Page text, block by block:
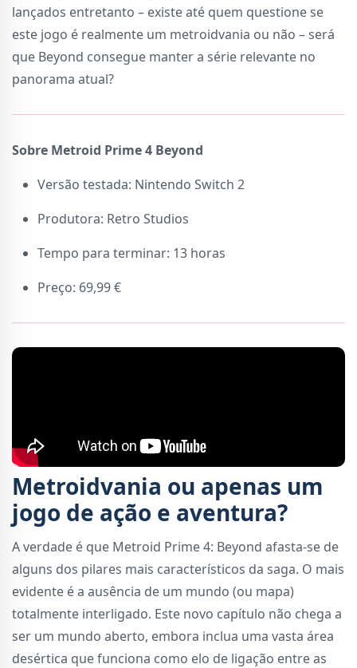
lançados entretanto – existe até quem questione se
este jogo é realmente um metroidvania ou não – será
que Beyond consegue manter a série relevante no
panorama atual?
Sobre Metroid Prime 4 Beyond
Versão testada: Nintendo Switch 2
Produtora: Retro Studios
Tempo para terminar: 13 horas
Preço: 69,99 €
Metroidvania ou apenas um
jogo de ação e aventura?
A verdade é que Metroid Prime 4: Beyond afasta-se de
alguns dos pilares mais característicos da saga. O mais
evidente é a ausência de um mundo (ou mapa)
totalmente interligado. Este novo capítulo não chega a
ser um mundo aberto, embora inclua uma vasta área
desértica que funciona como elo de ligação entre as